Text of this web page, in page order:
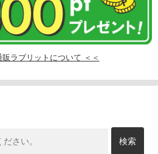
販ラブリットについて ＜＜